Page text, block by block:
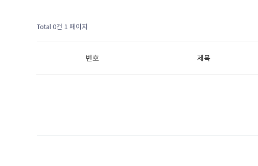
Total 0건 1 페이지
번호 제목